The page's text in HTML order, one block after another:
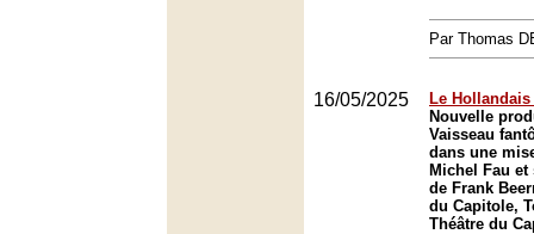
Par Thomas
16/05/2025
Le
Nouvelle
Vaisseau
dans une
Michel Fau
de Frank
du Capitole,
Théâtre du